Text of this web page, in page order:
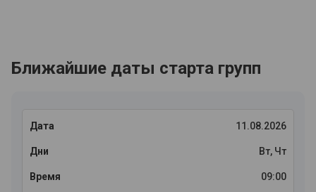
Ближайшие даты старта групп
11.08.2026
Вт, Чт
09:00